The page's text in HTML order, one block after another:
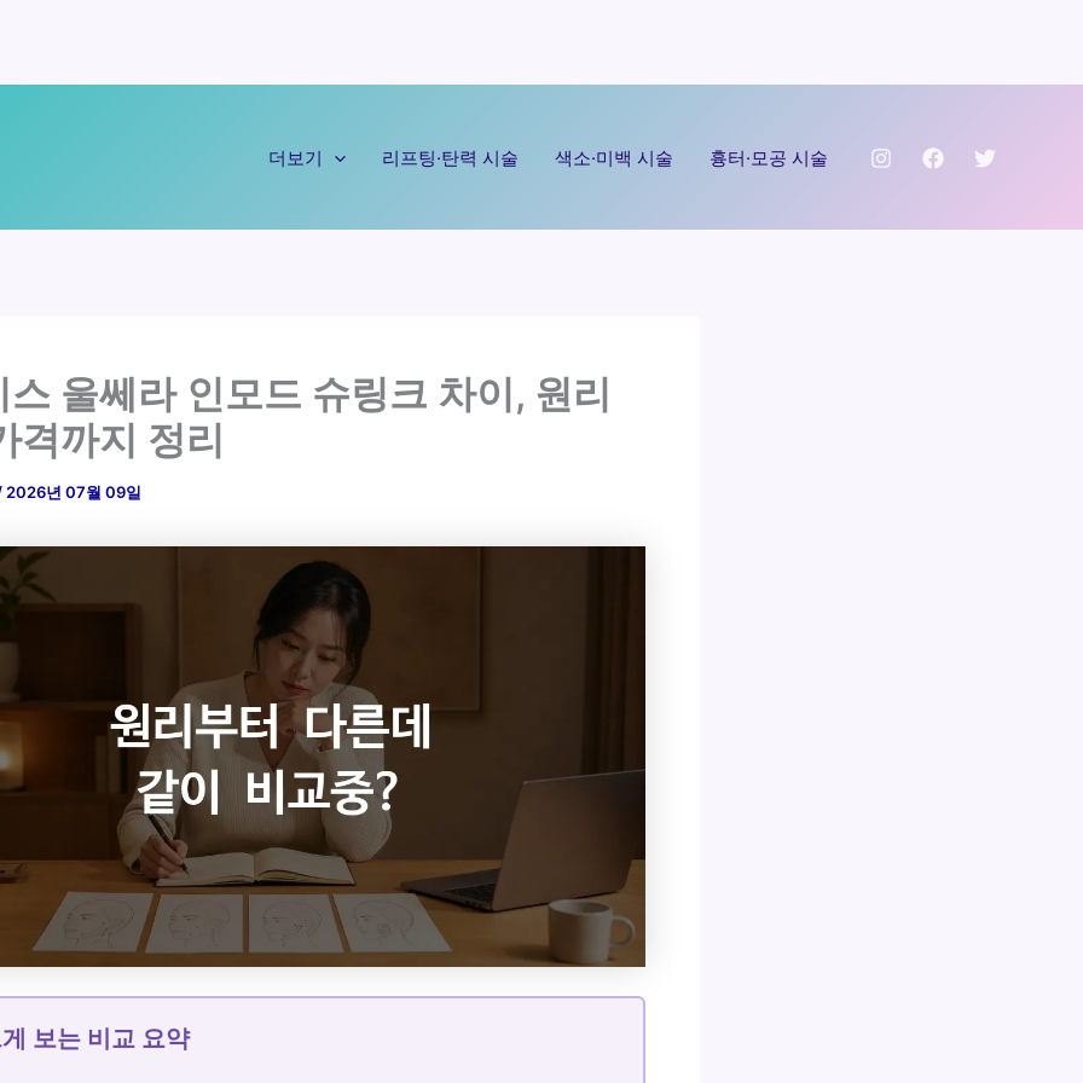
더보기 리프팅·탄력 시술 색소·미백 시술 흉터·모공 시술
울쎄라 인모드 슈링크 차이, 원리
격까지 정리
2026년 07월 09일
보는 비교 요약